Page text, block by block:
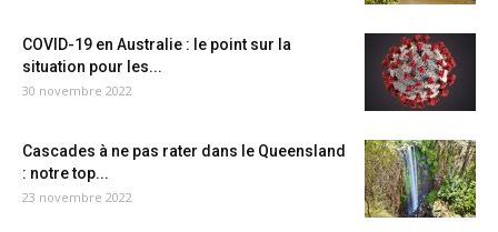
COVID-19 en Australie : le point sur la
situation pour les...
30 novembre 2022
Cascades à ne pas rater dans le Queensland
: notre top...
23 novembre 2022